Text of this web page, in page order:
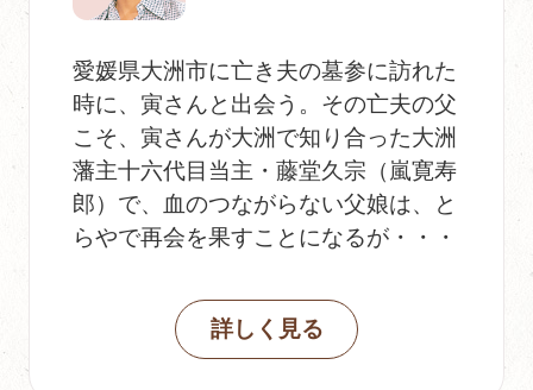
愛媛県大洲市に亡き夫の墓参に訪れた
時に、寅さんと出会う。その亡夫の父
こそ、寅さんが大洲で知り合った大洲
藩主十六代目当主・藤堂久宗（嵐寛寿
郎）で、血のつながらない父娘は、と
らやで再会を果すことになるが・・・
詳しく見る